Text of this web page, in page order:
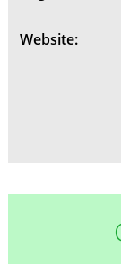
Website: